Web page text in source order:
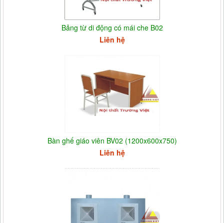
Bảng từ di động có mái che B02
Liên hệ
Bàn ghế giáo viên BV02 (1200x600x750)
Liên hệ